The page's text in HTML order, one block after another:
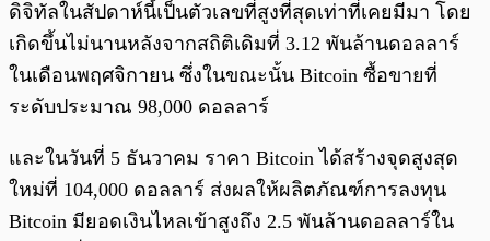
ดิจิทัลในสัปดาห์นี้เป็นตัวเลขที่สูงที่สุดเท่าที่เคยมีมา โดย
เกิดขึ้นไม่นานหลังจากสถิติเดิมที่ 3.12 พันล้านดอลลาร์
ในเดือนพฤศจิกายน ซึ่งในขณะนั้น Bitcoin ซื้อขายที่
ระดับประมาณ 98,000 ดอลลาร์
และในวันที่ 5 ธันวาคม ราคา Bitcoin ได้สร้างจุดสูงสุด
ใหม่ที่ 104,000 ดอลลาร์ ส่งผลให้ผลิตภัณฑ์การลงทุน
Bitcoin มียอดเงินไหลเข้าสูงถึง 2.5 พันล้านดอลลาร์ใน